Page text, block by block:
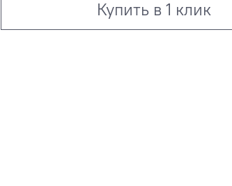
Купить в 1 клик